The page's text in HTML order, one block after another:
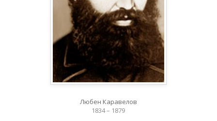
Любен Каравелов
1834 – 1879